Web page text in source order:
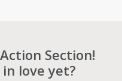
Section!
love yet?